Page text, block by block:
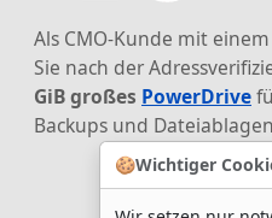
🍪Wichtiger
Als CMO-Kunde mit
Sie nach der
GiB großes PowerDrive
Backups und